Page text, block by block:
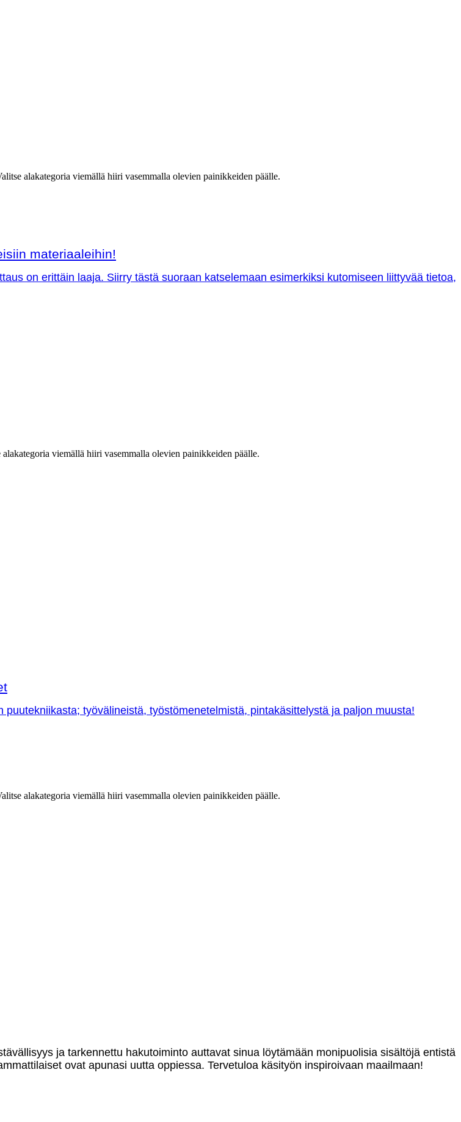
alakategoria viemällä hiiri vasemmalla olevien painikkeiden päälle.
materiaaleihin!
on erittäin laaja. Siirry tästä suoraan katselemaan esimerkiksi kutomiseen liittyvää tietoa,
alakategoria viemällä hiiri vasemmalla olevien painikkeiden päälle.
puutekniikasta; työvälineistä, työstömenetelmistä, pintakäsittelystä ja paljon muusta!
alakategoria viemällä hiiri vasemmalla olevien painikkeiden päälle.
ja tarkennettu hakutoiminto auttavat sinua löytämään monipuolisia sisältöjä entistä
ovat apunasi uutta oppiessa. Tervetuloa käsityön inspiroivaan maailmaan!